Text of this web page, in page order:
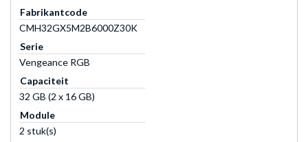
Fabrikantcode
CMH32GX5M2B6000Z30K
Serie
Vengeance RGB
Capaciteit
32 GB (2 x 16 GB)
Module
2 stuk(s)